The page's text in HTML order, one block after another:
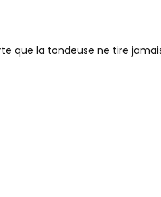
la tondeuse ne tire